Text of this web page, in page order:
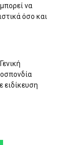
να
όσο και
ειδίκευση